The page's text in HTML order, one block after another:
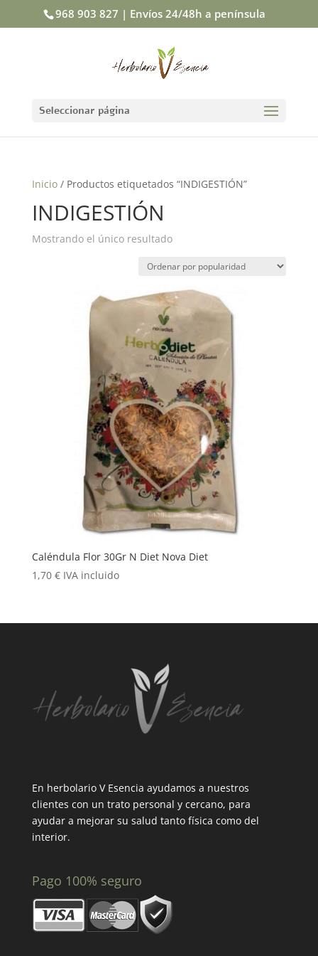
968 903 827 | Envíos 24/48h a península
Seleccionar página
Inicio/ Productos etiquetados “INDIGESTIÓN”
INDIGESTIÓN
Mostrando el único resultado
Caléndula Flor 30Gr N Diet Nova Diet
1,70 € IVA incluido
En herbolario V Esencia ayudamos a nuestros
clientes con un trato personal y cercano, para
ayudar a mejorar su salud tanto física como del
interior.
Pago 100% seguro